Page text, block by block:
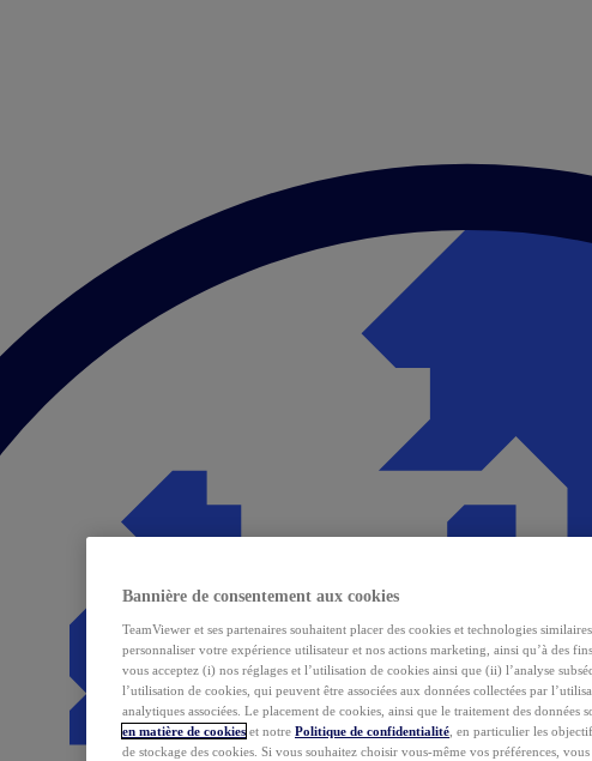
Bannière de consentement aux cookies
TeamViewer et ses partenaires souhaitent placer des cookies et technologies
personnaliser votre expérience utilisateur et nos actions marketing, ainsi qu’à des
vous acceptez (i) nos réglages et l’utilisation de cookies ainsi que (ii) l’analyse
l’utilisation de cookies, qui peuvent être associées aux données collectées par
analytiques associées. Le placement de cookies, ainsi que le traitement des données
en matière de cookies et notre Politique de confidentialité , en particulier les
de stockage des cookies. Si vous souhaitez choisir vous-même vos préférences,